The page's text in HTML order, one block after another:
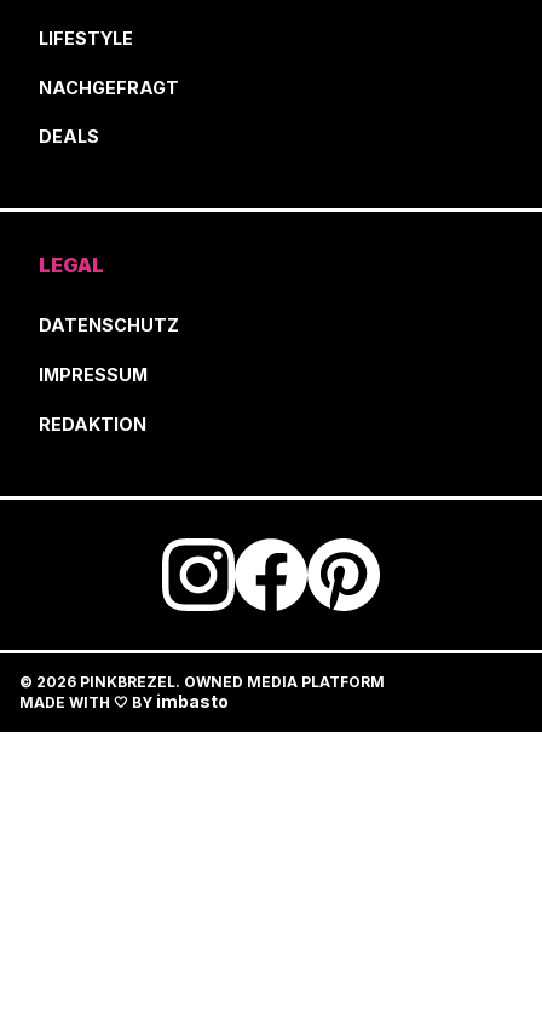
LIFESTYLE
NACHGEFRAGT
DEALS
LEGAL
DATENSCHUTZ
IMPRESSUM
REDAKTION
© 2026 PINKBREZEL. OWNED MEDIA PLATFORM
MADE WITH 🤍 BY imbasto